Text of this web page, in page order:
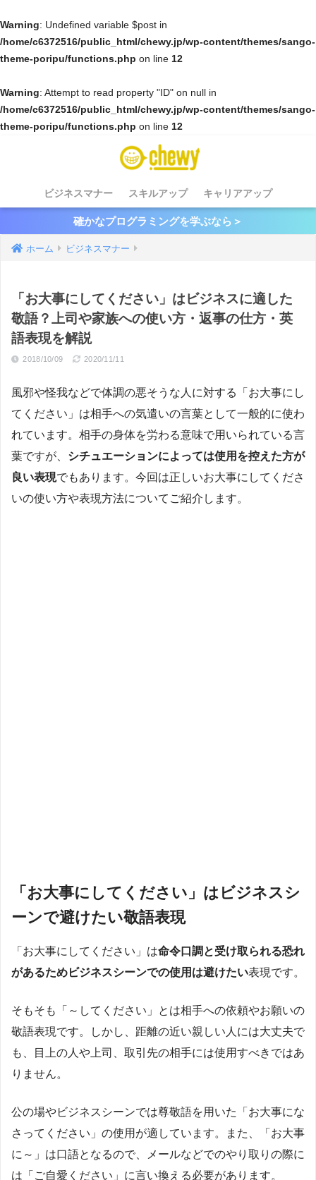
Warning: Undefined variable $post in
/home/c6372516/public_html/chewy.jp/wp-content/themes/sango-
theme-poripu/functions.php on line 12
Warning: Attempt to read property "ID" on null in
/home/c6372516/public_html/chewy.jp/wp-content/themes/sango-
theme-poripu/functions.php on line 12
ビジネスマナー スキルアップ キャリアアップ
確かなプログラミングを学ぶなら＞
ホーム ビジネスマナー
「お大事にしてください」はビジネスに適した
敬語？上司や家族への使い方・返事の仕方・英
語表現を解説
2018/10/09 2020/11/11
風邪や怪我などで体調の悪そうな人に対する「お大事にし
てください」は相手への気遣いの言葉として一般的に使わ
れています。相手の身体を労わる意味で用いられている言
葉ですが、 シチュエーションによっては使用を控えた方が
良い表現でもあります。今回は正しいお大事にしてくださ
いの使い方や表現方法についてご紹介します。
「お大事にしてください」はビジネスシ
ーンで避けたい敬語表現
「お大事にしてください」は命令口調と受け取られる恐れ
があるためビジネスシーンでの使用は避けたい表現です。
そもそも「～してください」とは相手への依頼やお願いの
敬語表現です。しかし、距離の近い親しい人には大丈夫で
も、目上の人や上司、取引先の相手には使用すべきではあ
りません。
公の場やビジネスシーンでは尊敬語を用いた「お大事にな
さってください」の使用が適しています。また、「お大事
に～」は口語となるので、メールなどでのやり取りの際に
は「ご自愛ください」に言い換える必要があります。